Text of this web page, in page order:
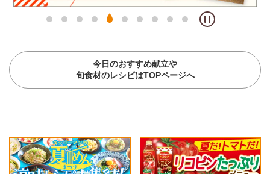
今日のおすすめ献立や
旬食材のレシピはTOPページへ